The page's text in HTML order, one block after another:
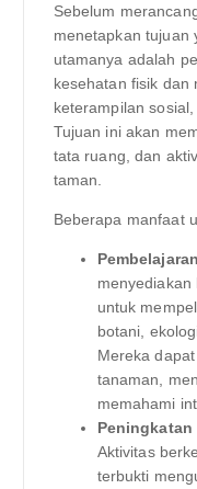
Sebelum
menetapkan tujuan
utamanya adalah
kesehatan fisik dan
keterampilan
Tujuan ini akan
tata ruang, dan
taman.
Beberapa manfaat
untuk
botani,
Mereka
tanaman,
memahami
Aktivitas
terbukti